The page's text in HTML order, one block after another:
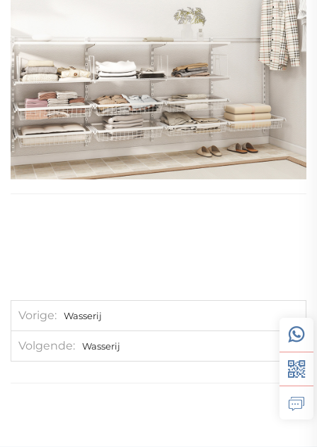
Vorige Wasserij
Volgende Wasserij